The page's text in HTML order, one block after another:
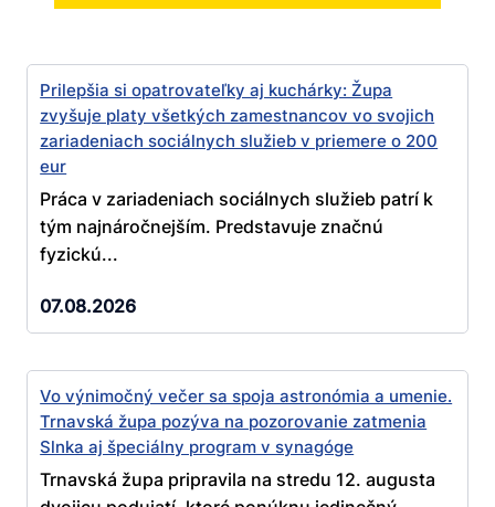
Prilepšia si opatrovateľky aj kuchárky: Župa
zvyšuje platy všetkých zamestnancov vo svojich
zariadeniach sociálnych služieb v priemere o 200
eur
Práca v zariadeniach sociálnych služieb patrí k
tým najnáročnejším. Predstavuje značnú
fyzickú...
07.08.2026
Vo výnimočný večer sa spoja astronómia a umenie.
Trnavská župa pozýva na pozorovanie zatmenia
Slnka aj špeciálny program v synagóge
Trnavská župa pripravila na stredu 12. augusta